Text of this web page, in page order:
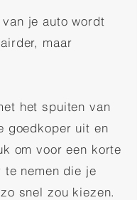
je auto wordt
maar
het spuiten van
goedkoper uit en
om voor een korte
nemen die je
snel zou kiezen.